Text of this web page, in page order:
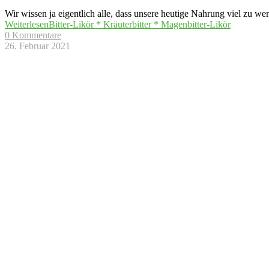
Wir wissen ja eigentlich alle, dass unsere heutige Nahrung viel zu
WeiterlesenBitter-Likör * Kräuterbitter * Magenbitter-Likör
0 Kommentare
26. Februar 2021